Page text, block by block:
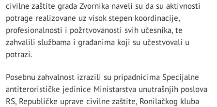
civilne zaštite grada Zvornika naveli su da su aktivnosti
potrage realizovane uz visok stepen koordinacije,
profesionalnosti i požrtvovanosti svih učesnika, te
zahvalili službama i građanima koji su učestvovali u
potrazi.
Posebnu zahvalnost izrazili su pripadnicima Specijalne
antiterorističke jedinice Ministarstva unutrašnjih poslova
RS, Republičke uprave civilne zaštite, Ronilačkog kluba